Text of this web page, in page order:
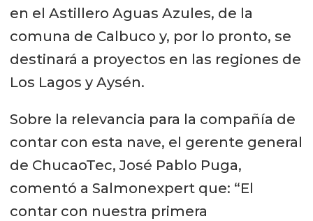
en el Astillero Aguas Azules, de la
comuna de Calbuco y, por lo pronto, se
destinará a proyectos en las regiones de
Los Lagos y Aysén.
Sobre la relevancia para la compañía de
contar con esta nave, el gerente general
de ChucaoTec, José Pablo Puga,
comentó a Salmonexpert que: “El
contar con nuestra primera